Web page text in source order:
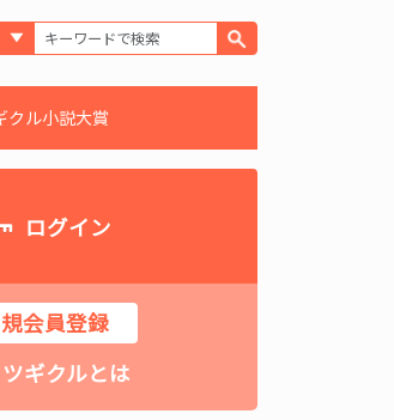
クル小説大賞
ログイン
会員登録
ツギクルとは